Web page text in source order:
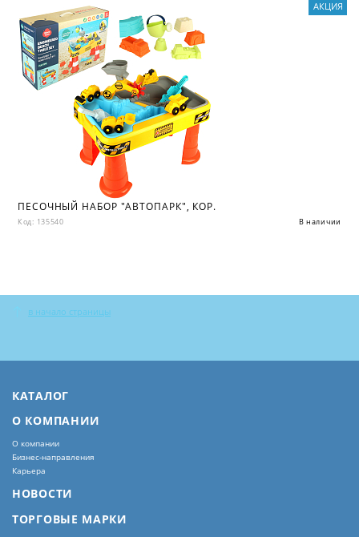
ПЕСОЧНЫЙ НАБОР "АВТОПАРК", КОР.
Код: 135540 В наличии
АКЦИЯ
в начало страницы
КАТАЛОГ
О КОМПАНИИ
О компании
Бизнес-направления
Карьера
НОВОСТИ
ТОРГОВЫЕ МАРКИ